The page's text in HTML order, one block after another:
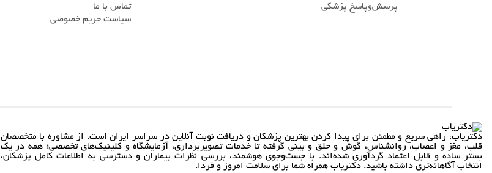
پرسش‌و‌پاسخ پزشکی
تماس ‌با ما
سیاست حریم خصوصی
دکتریاب، راهی سریع و مطمئن برای پیدا کردن بهترین پزشکان و دریافت نوبت آنلاین در سراسر ایران است. از مشاوره با متخصصان
قلب، مغز و اعصاب، روانشناس، گوش و حلق و بینی گرفته تا خدمات تصویربرداری، آزمایشگاه و کلینیک‌های تخصصی؛ همه در یک
بستر ساده و قابل اعتماد گردآوری شده‌اند. با جست‌وجوی هوشمند، بررسی نظرات بیماران و دسترسی به اطلاعات کامل پزشکان،
انتخاب آگاهانه‌تری داشته باشید. دکتریاب همراه شما برای سلامت امروز و فردا.